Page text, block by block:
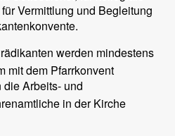
Vermittlung und Begleitung
werden mindestens
mit dem Pfarrkonvent
Arbeits- und
in der Kirche